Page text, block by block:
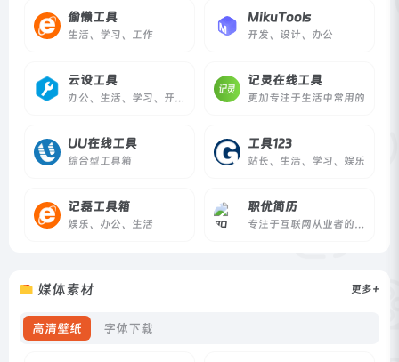
偷懒工具
生活、学习、工作
MikuTools
开发、设计、办公
云设工具
办公、生活、学习、开发等工具
记灵在线工具
更加专注于生活中常用的
UU在线工具
综合型工具箱
工具123
站长、生活、学习、娱乐
记磊工具箱
娱乐、办公、生活
职优简历
专注于互联网从业者的免费简历制作工具
媒体素材
高清壁纸 字体下载
更多+